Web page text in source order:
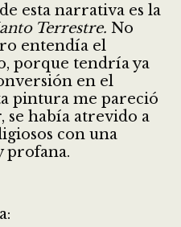
esta narrativa es la
Terrestre. No
entendía el
porque tendría ya
en el
pintura me pareció
se había atrevido a
con una
profana.